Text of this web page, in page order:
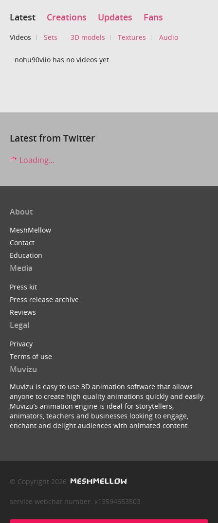
Latest Creations Updates Fans
Videos Sets 3D models Textures Audio
nohu90viio has no videos yet.
Latest from Twitter
Loading...
About
MeshMellow
Contact
Education
Media
Press kit
Press release archive
Reviews
Legal
Privacy
Terms of use
Muvizu
Muvizu is easy to use 3D animation software that allows
anyone to create high quality animations quickly and easily.
Muvizu’s animation engine is ideal for storytellers,
animators, teachers and businesses looking to engage,
enchant and delight audiences with animated content.
© Copyright 2026
service webchat number: x13594653503